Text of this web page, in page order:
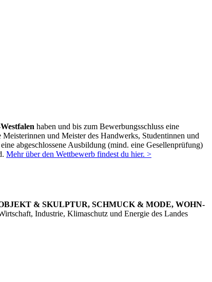
haben und bis zum Bewerbungsschluss eine
und Meister des Handwerks, Studentinnen und
abgeschlossene Ausbildung (mind. eine Gesellenprüfung)
Mehr über den Wettbewerb findest du hier. >
& SKULPTUR, SCHMUCK & MODE, WOHN-
Industrie, Klimaschutz und Energie des Landes